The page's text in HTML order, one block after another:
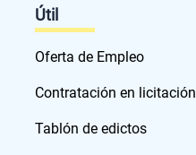
Útil
Oferta de Empleo
Contratación en licitación
Tablón de edictos